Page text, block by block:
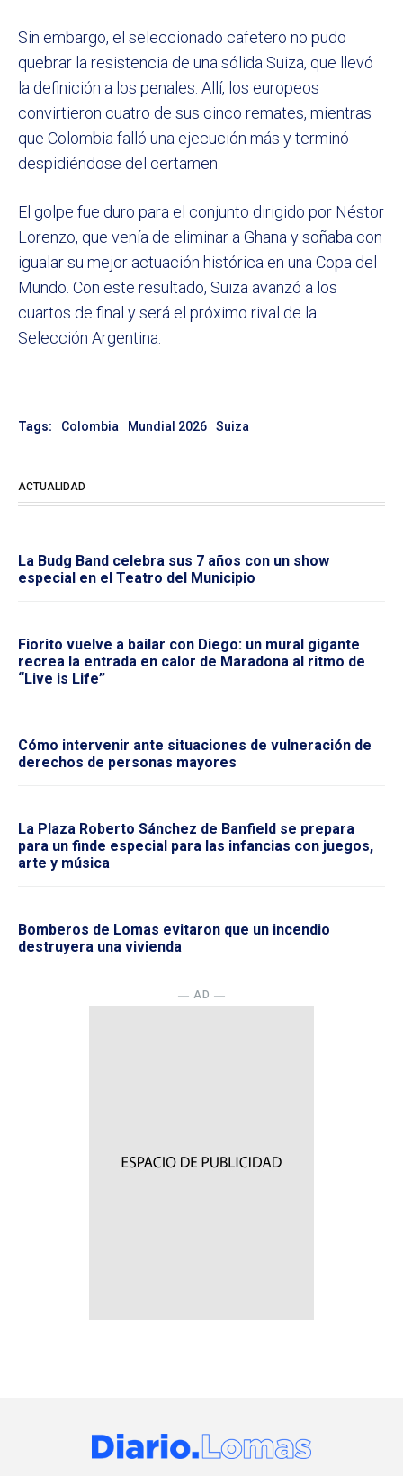
Sin embargo, el seleccionado cafetero no pudo
quebrar la resistencia de una sólida Suiza, que llevó
la definición a los penales. Allí, los europeos
convirtieron cuatro de sus cinco remates, mientras
que Colombia falló una ejecución más y terminó
despidiéndose del certamen.
El golpe fue duro para el conjunto dirigido por Néstor
Lorenzo, que venía de eliminar a Ghana y soñaba con
igualar su mejor actuación histórica en una Copa del
Mundo. Con este resultado, Suiza avanzó a los
cuartos de final y será el próximo rival de la
Selección Argentina.
Tags: Colombia Mundial 2026 Suiza
ACTUALIDAD
La Budg Band celebra sus 7 años con un show
especial en el Teatro del Municipio
Fiorito vuelve a bailar con Diego: un mural gigante
recrea la entrada en calor de Maradona al ritmo de
“Live is Life”
Cómo intervenir ante situaciones de vulneración de
derechos de personas mayores
La Plaza Roberto Sánchez de Banfield se prepara
para un finde especial para las infancias con juegos,
arte y música
Bomberos de Lomas evitaron que un incendio
destruyera una vivienda
― AD ―